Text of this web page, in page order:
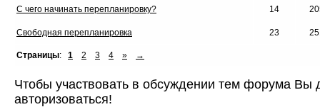
С чего начинать перепланировку? 14
Свободная перепланировка 23
Страницы: 1 2 3 4 » →
Чтобы участвовать в обсуждении тем форума Вы
авторизоваться!